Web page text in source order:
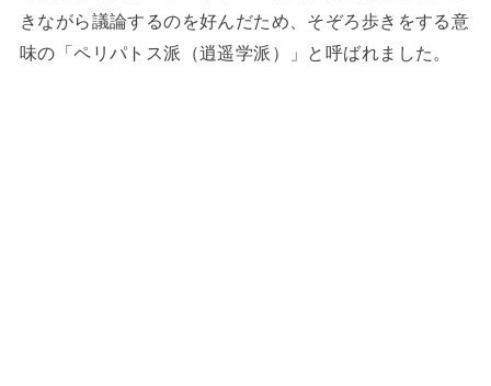
きながら議論するのを好んだため、そぞろ歩きをする意
味の「ペリパトス派（逍遥学派）」と呼ばれました。